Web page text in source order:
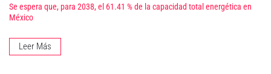
Se espera que, para 2038, el 61.41 % de la capacidad total energética en
México
Leer Más